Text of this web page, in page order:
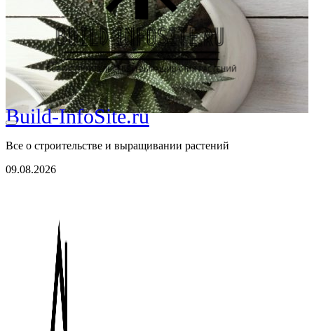
Build-InfoSite.ru
Все о строительстве и выращивании растений
09.08.2026